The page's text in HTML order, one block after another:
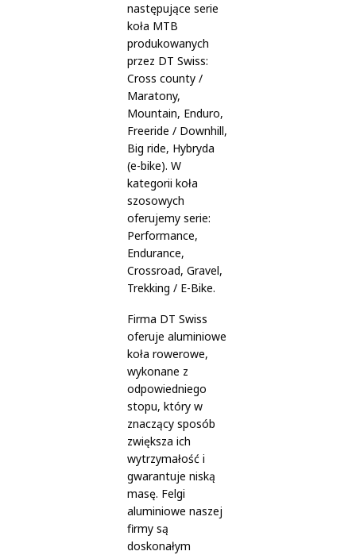
następujące serie
koła MTB
produkowanych
przez DT Swiss:
Cross county /
Maratony,
Mountain, Enduro,
Freeride / Downhill,
Big ride, Hybryda
(e-bike). W
kategorii koła
szosowych
oferujemy serie:
Performance,
Endurance,
Crossroad, Gravel,
Trekking / E-Bike.
Firma DT Swiss
oferuje aluminiowe
koła rowerowe,
wykonane z
odpowiedniego
stopu, który w
znaczący sposób
zwiększa ich
wytrzymałość i
gwarantuje niską
masę. Felgi
aluminiowe naszej
firmy są
doskonałym